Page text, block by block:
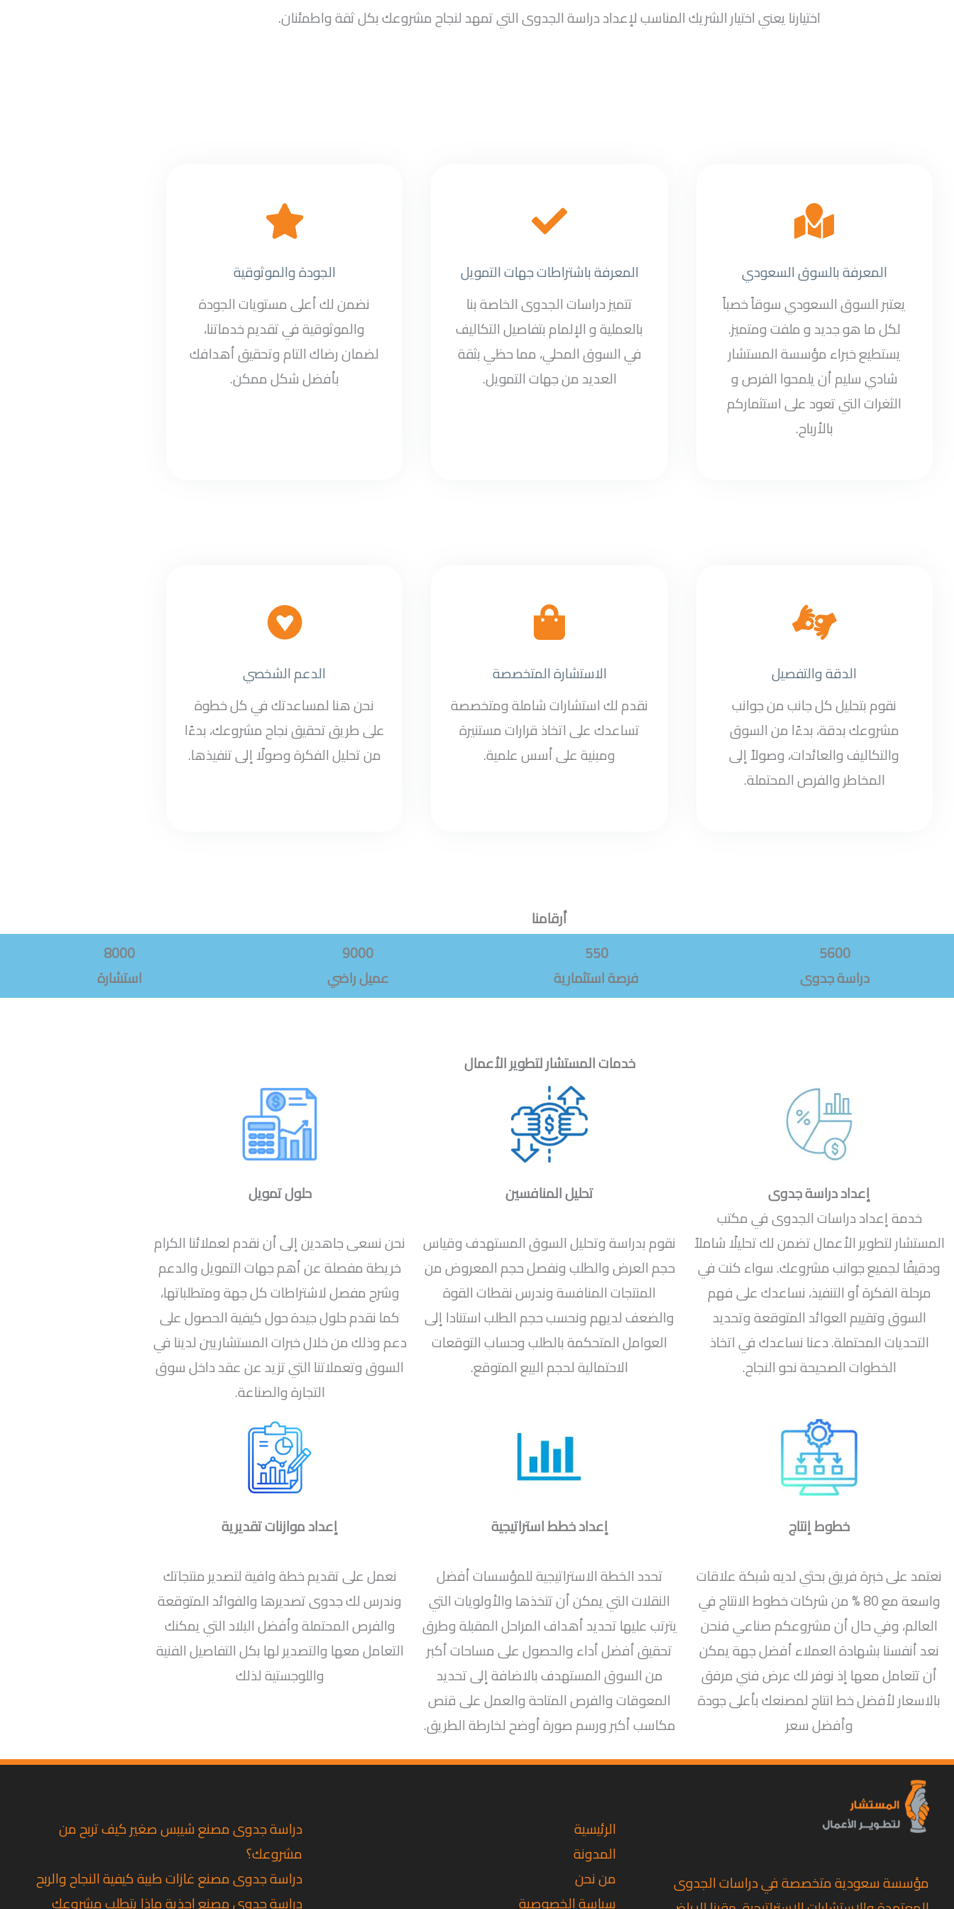
اختيارنا يعني اختيار الشريك المناسب لإعداد دراسة الجدوى التي تمهد لنجاح مشروعك بكل ثقة واطمئنان.
المعرفة بالسوق السعودي
يعتبر السوق السعودي سوقاً خصباً
لكل ما هو جديد و ملفت ومتميز.
يستطيع خبراء مؤسسة المستشار
شادي سليم أن يلمحوا الفرص و
الثغرات التي تعود على استثماركم
بالأرباح.
المعرفة باشتراطات جهات التمويل
تتميز دراسات الجدوى الخاصة بنا
بالعملية و الإلمام بتفاصيل التكاليف
في السوق المحلي، مما حظي بثقة
العديد من جهات التمويل.
الجودة والموثوقية
نضمن لك أعلى مستويات الجودة
والموثوقية في تقديم خدماتنا،
لضمان رضاك التام وتحقيق أهدافك
بأفضل شكل ممكن.
الدقة والتفصيل
نقوم بتحليل كل جانب من جوانب
مشروعك بدقة، بدءًا من السوق
والتكاليف والعائدات، وصولاً إلى
المخاطر والفرص المحتملة.
الاستشارة المتخصصة
نقدم لك استشارات شاملة ومتخصصة
تساعدك على اتخاذ قرارات مستنيرة
ومبنية على أسس علمية.
الدعم الشخصي
نحن هنا لمساعدتك في كل خطوة
على طريق تحقيق نجاح مشروعك، بدءًا
من تحليل الفكرة وصولًا إلى تنفيذها.
أرقامنا
5600
دراسة جدوى
550
فرصة استثمارية
9000
عميل راضي
8000
استشارة
خدمات المستشار لتطوير الأعمال
إعداد دراسة جدوى
خدمة إعداد دراسات الجدوى في مكتب
المستشار لتطوير الأعمال تضمن لك تحليلًا شاملاً
ودقيقًا لجميع جوانب مشروعك. سواء كنت في
مرحلة الفكرة أو التنفيذ، نساعدك على فهم
السوق وتقييم العوائد المتوقعة وتحديد
التحديات المحتملة. دعنا نساعدك في اتخاذ
الخطوات الصحيحة نحو النجاح.
تحليل المنافسين
نقوم بدراسة وتحليل السوق المستهدف وقياس
حجم العرض والطلب ونفصل حجم المعروض من
المنتجات المنافسة وندرس نقطات القوة
والضعف لديهم ونحسب حجم الطلب استنادا إلى
العوامل المتحكمة بالطلب وحساب التوقعات
الاحتمالية لحجم البيع المتوقع.
حلول تمويل
نحن نسعى جاهدين إلى أن نقدم لعملائنا الكرام
خريطة مفصلة عن أهم جهات التمويل والدعم
وشرح مفصل لاشتراطات كل جهة ومتطلباتها،
كما نقدم حلول جيدة حول كيفية الحصول على
دعم وذلك من خلال خبرات المستشاريين لدينا في
السوق وتعملاتنا التي تزيد عن عقد داخل سوق
التجارة والصناعة.
خطوط إنتاج
نعتمد على خبرة فريق بحثي لديه شبكة علاقات
واسعة مع 80 % من شركات خطوط الانتاج في
العالم، وفي حال أن مشروعكم صناعي فنحن
نعد أنفسنا بشهادة العملاء أفضل جهة يمكن
أن تتعامل معها إذ نوفر لك عرض فني مرفق
بالاسعار لأفضل خط انتاج لمصنعك بأعلى جودة
وأفضل سعر
إعداد خطط استراتيجية
تحدد الخطة الاستراتيجية للمؤسسات أفضل
النقلات التي يمكن أن تتخذها والأولويات التي
يترتب عليها تحديد أهداف المراحل المقبلة وطرق
تحقيق أفضل أداء والحصول على مساحات أكبر
من السوق المستهدف بالاضافة إلى تحديد
المعوقات والفرص المتاحة والعمل على قنص
مكاسب أكبر ورسم صورة أوضح لخارطة الطريق.
إعداد موازنات تقديرية
نعمل على تقديم خطة وافية لتصدير منتجاتك
وندرس لك جدوى تصديرها والفوائد المتوقعة
والفرص المحتملة وأفضل البلاد التي يمكنك
التعامل معها والتصدير لها بكل التفاصيل الفنية
واللوجستية لذلك
مؤسسة سعودية متخصصة في دراسات الجدوى
الرئيسية
المدونة
من نحن
سياسة الخصوصية
دراسة جدوى مصنع شيبس صغير كيف تربح من
مشروعك؟
دراسة جدوى مصنع غازات طبية كيفية النجاح والربح
دراسة جدوى مصنع احذية ماذا يتطلب مشروعك